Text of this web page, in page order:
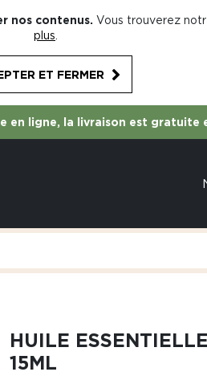
nos contenus. Vous trouverez
plus
ET FERMER
en ligne, la livraison est gratuite
HUILE
15ML